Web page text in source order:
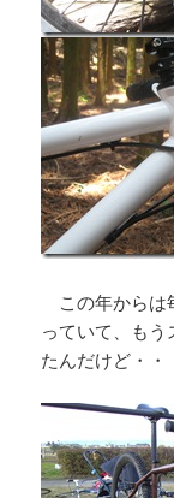
この年からは
っていて、も
たんだけど・・